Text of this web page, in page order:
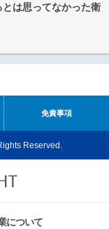
は思ってなかった衛
免責事項
Reserved.
について